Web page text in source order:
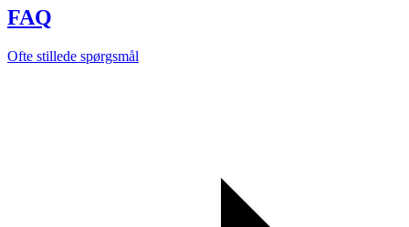
FAQ
Ofte stillede spørgsmål